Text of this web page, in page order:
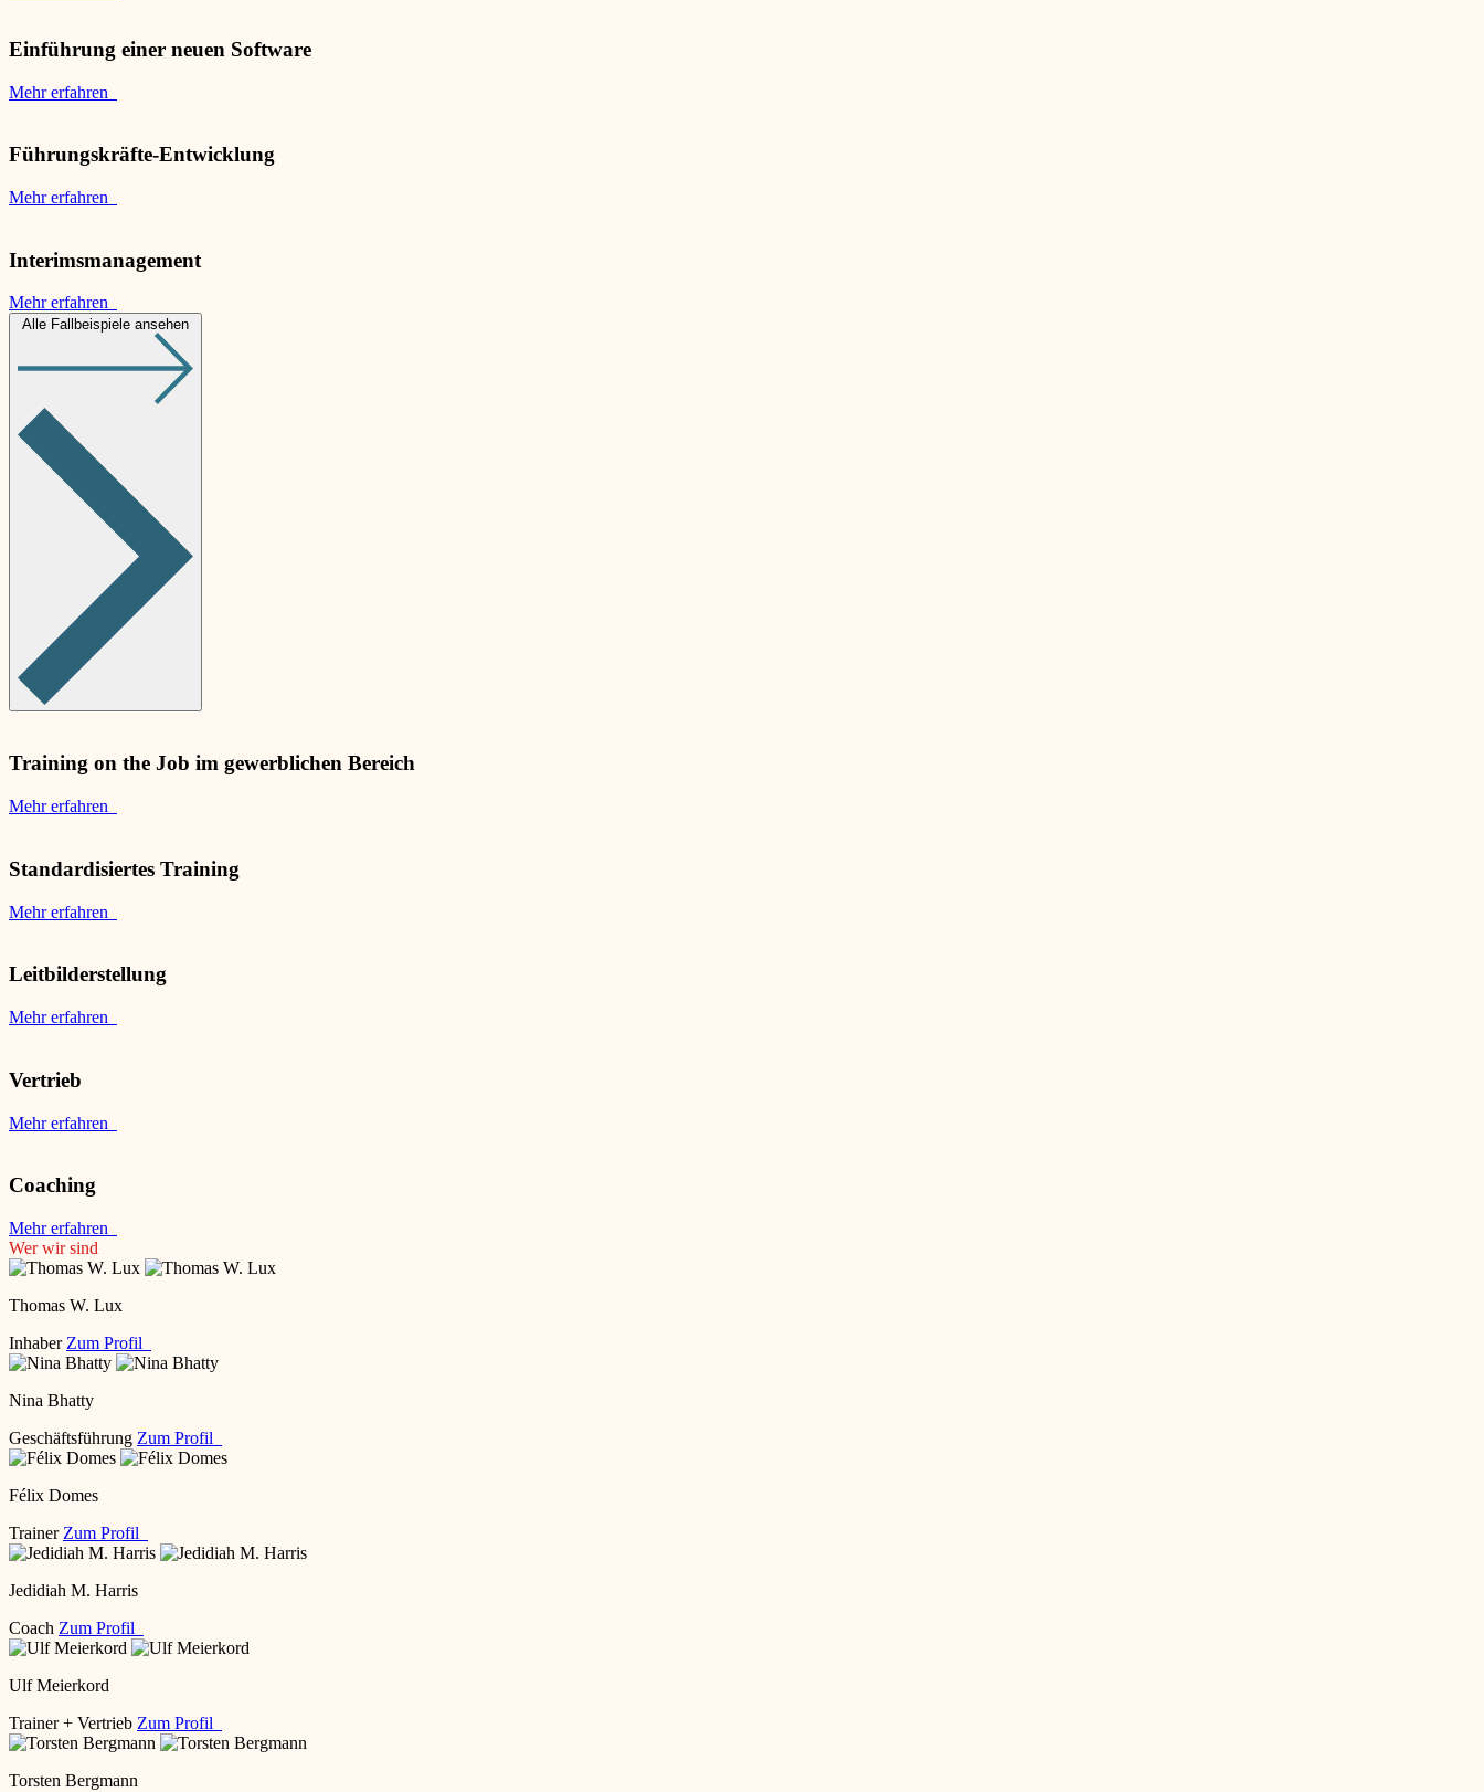
Einführung einer neuen Software
Mehr erfahren
Führungskräfte-Entwicklung
Mehr erfahren
Interimsmanagement
Mehr erfahren
Alle Fallbeispiele ansehen
Training on the Job im gewerblichen Bereich
Mehr erfahren
Standardisiertes Training
Mehr erfahren
Leitbilderstellung
Mehr erfahren
Vertrieb
Mehr erfahren
Coaching
Mehr erfahren
Wer wir sind
Thomas W. Lux
Inhaber Zum Profil
Nina Bhatty
Geschäftsführung Zum Profil
Félix Domes
Trainer Zum Profil
Jedidiah M. Harris
Coach Zum Profil
Ulf Meierkord
Trainer + Vertrieb Zum Profil
Torsten Bergmann